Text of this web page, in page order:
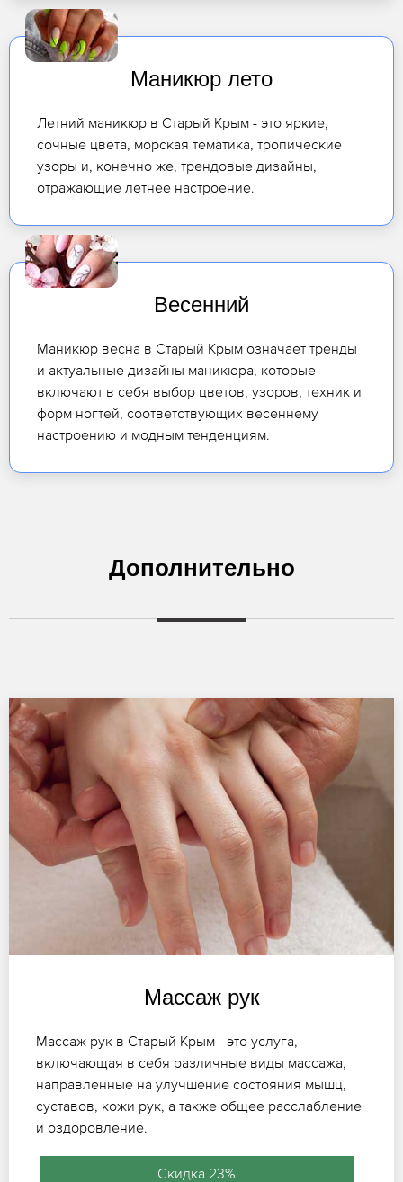
Маникюр лето
Летний маникюр в Старый Крым - это яркие,
сочные цвета, морская тематика, тропические
узоры и, конечно же, трендовые дизайны,
отражающие летнее настроение.
Весенний
Маникюр весна в Старый Крым означает тренды
и актуальные дизайны маникюра, которые
включают в себя выбор цветов, узоров, техник и
форм ногтей, соответствующих весеннему
настроению и модным тенденциям.
Дополнительно
Массаж рук
Массаж рук в Старый Крым - это услуга,
включающая в себя различные виды массажа,
направленные на улучшение состояния мышц,
суставов, кожи рук, а также общее расслабление
и оздоровление.
Скидка 23%